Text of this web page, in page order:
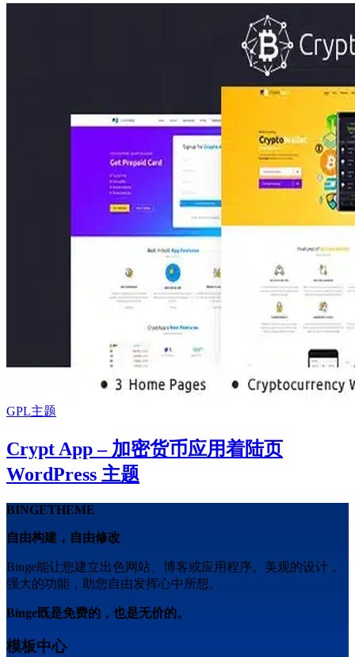
GPL主题
Crypt App – 加密货币应用着陆页
WordPress 主题
BINGETHEME
自由构建，自由修改
Binge能让您建立出色网站、博客或应用程序。美观的设计，
强大的功能，助您自由发挥心中所想。
Binge既是免费的，也是无价的。
模板中心